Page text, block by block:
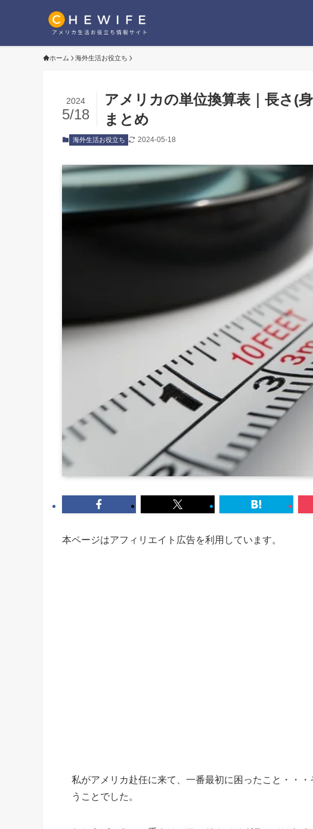
ホーム 海外生活お役立ち
アメリカの単位換算表｜長さ(
まとめ
2024
5/18
海外生活お役立ち 2024-05-18
本ページはアフィリエイト広告を利用しています。
私がアメリカ赴任に来て、一番最初に困ったこと・・
うことでした。